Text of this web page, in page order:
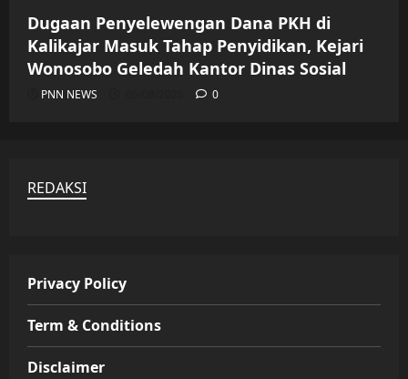
Dugaan Penyelewengan Dana PKH di
Kalikajar Masuk Tahap Penyidikan, Kejari
Wonosobo Geledah Kantor Dinas Sosial
PNN NEWS 0
REDAKSI
Privacy Policy
Term & Conditions
Disclaimer